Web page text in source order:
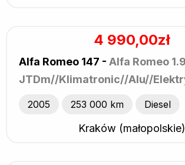
4 990,00zł
Alfa Romeo 147 - Alfa Romeo 1.9
JTDm//Klimatronic//Alu//
2005 253 000 km Diesel
Kraków (małopolskie)